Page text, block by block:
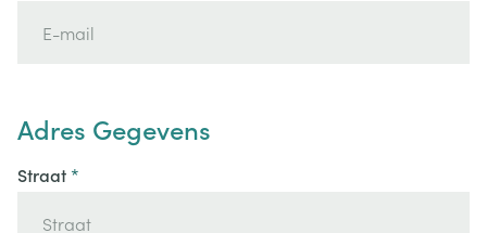
Adres Gegevens
Straat